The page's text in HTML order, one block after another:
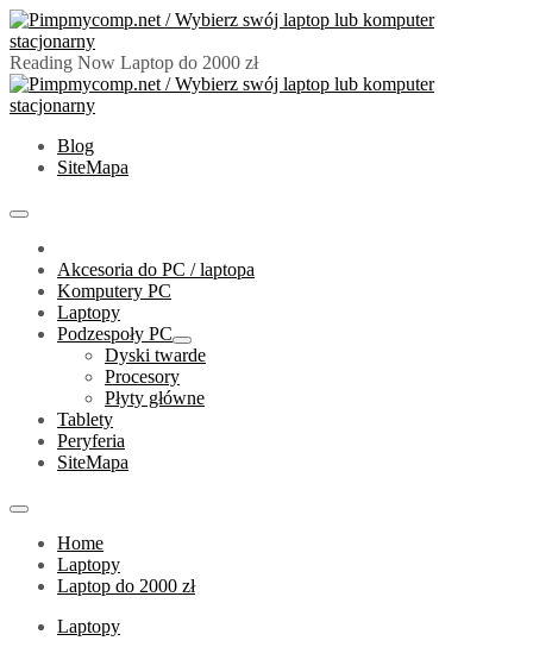
Skip
to
content
Reading Now Laptop do 2000 zł
Złóż/Wybierz swój laptop lub komputer stacjonarny
Blog
SiteMapa
Primary
Akcesoria do PC / laptopa
Komputery PC
Laptopy
Podzespoły PC
Show
sub
Dyski twarde
Procesory
Płyty główne
Tablety
Peryferia
SiteMapa
Home
Laptopy
Laptop do 2000 zł
Laptopy